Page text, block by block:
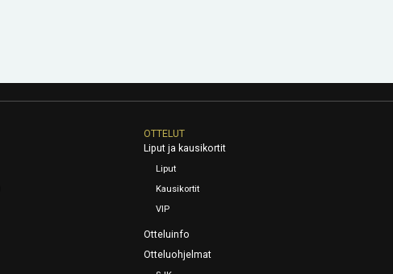
OTTELUT
Liput ja kausikortit
Liput
Kausikortit
VIP
Otteluinfo
Otteluohjelmat